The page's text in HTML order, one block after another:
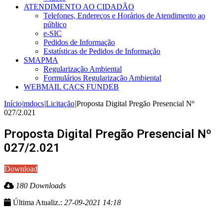
ATENDIMENTO AO CIDADÃO
Telefones, Endereços e Horários de Atendimento ao
público
e-SIC
Pedidos de Informação
Estatísticas de Pedidos de Informação
SMAPMA
Regularização Ambiental
Formulários Regularização Ambiental
WEBMAIL CACS FUNDEB
Início|mdocs|Licitação|Proposta Digital Pregão Presencial Nº
027/2.021
Proposta Digital Pregão Presencial Nº
027/2.021
Download
180 Downloads
Última Atualiz.: 27-09-2021 14:18